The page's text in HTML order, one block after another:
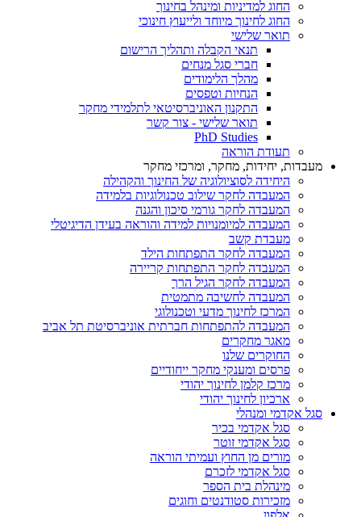
החוג למדיניות ומינהל בחינוך
החוג לחינוך מיוחד ולייעוץ חינוכי
תואר שלישי
תנאי הקבלה ותהליך הרישום
חברי סגל מנחים
מהלך הלימודים
הנחיות וטפסים
התקנון האוניברסיטאי לתלמידי מחקר
תואר שלישי - צור קשר
PhD Studies
תעודת הוראה
מעבדות, יחידות, מחקר, ומרכזי מחקר
היחידה לסוציולוגיה של החינוך והקהילה
המעבדה לחקר שילוב טכנולוגיות בלמידה
המעבדה לחקר גורמי סיכון והגנה
המעבדה למיומנויות למידה והוראה בעידן הדיגיטלי
מעבדת קשב
המעבדה לחקר התפתחות הילד
המעבדה לחקר התפתחות קריירה
המעבדה לחקר הגיל הרך
המעבדה לחשיבה מתמטית
המרכז לחינוך מדעי וטכנולוגי
המעבדה להתפתחות חברתית אוניברסיטת תל אביב
מאגר מחקרים
החוקרים שלנו
פרסים ומענקי מחקר ייחודיים
מרכז קלמן לחינוך יהודי
ארכיון לחינוך יהודי
סגל אקדמי ומנהלי
סגל אקדמי בכיר
סגל אקדמי זוטר
מורים מן החוץ ועמיתי הוראה
סגל אקדמי לזכרם
מינהלת בית הספר
מזכירות סטודנטים וחוגים